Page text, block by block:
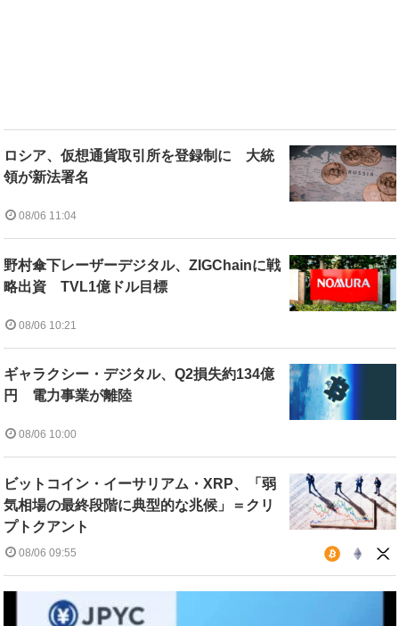
ロシア、仮想通貨取引所を登録制に 大統
領が新法署名
08/06 11:04
野村傘下レーザーデジタル、ZIGChainに戦
略出資 TVL1億ドル目標
08/06 10:21
ギャラクシー・デジタル、Q2損失約134億
円 電力事業が離陸
08/06 10:00
ビットコイン・イーサリアム・XRP、「弱
気相場の最終段階に典型的な兆候」＝クリ
プトクアント
08/06 09:55